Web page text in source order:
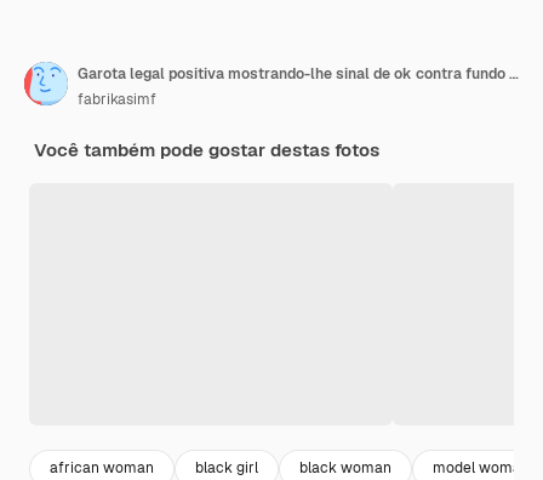
Garota legal positiva mostrando-lhe sinal de ok contra fundo amarelo
fabrikasimf
Você também pode gostar destas fotos
african woman black girl black woman model woman